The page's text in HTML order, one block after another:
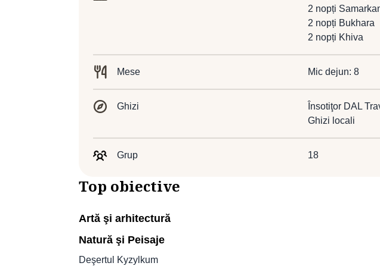
2 nopți
2 nopți Bukhara
2 nopți Khiva
Mese Mic dejun: 8
Ghizi
Însotiţor DAL
Ghizi locali
Grup 18
Top obiective
Artă şi arhitectură
Natură şi Peisaje
Deşertul Kyzylkum